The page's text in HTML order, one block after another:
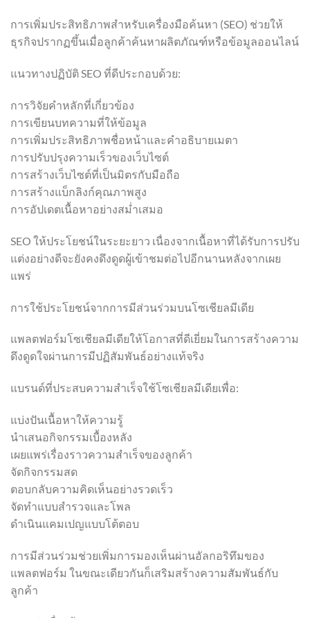
การเพิ่มประสิทธิภาพสำหรับเครื่องมือค้นหา (SEO) ช่วยให้
ธุรกิจปรากฏขึ้นเมื่อลูกค้าค้นหาผลิตภัณฑ์หรือข้อมูลออนไลน์
แนวทางปฏิบัติ SEO ที่ดีประกอบด้วย:
การวิจัยคำหลักที่เกี่ยวข้อง
การเขียนบทความที่ให้ข้อมูล
การเพิ่มประสิทธิภาพชื่อหน้าและคำอธิบายเมตา
การปรับปรุงความเร็วของเว็บไซต์
การสร้างเว็บไซต์ที่เป็นมิตรกับมือถือ
การสร้างแบ็กลิงก์คุณภาพสูง
การอัปเดตเนื้อหาอย่างสม่ำเสมอ
SEO ให้ประโยชน์ในระยะยาว เนื่องจากเนื้อหาที่ได้รับการปรับ
แต่งอย่างดีจะยังคงดึงดูดผู้เข้าชมต่อไปอีกนานหลังจากเผย
แพร่
การใช้ประโยชน์จากการมีส่วนร่วมบนโซเชียลมีเดีย
แพลตฟอร์มโซเชียลมีเดียให้โอกาสที่ดีเยี่ยมในการสร้างความ
ดึงดูดใจผ่านการมีปฏิสัมพันธ์อย่างแท้จริง
แบรนด์ที่ประสบความสำเร็จใช้โซเชียลมีเดียเพื่อ:
แบ่งปันเนื้อหาให้ความรู้
นำเสนอกิจกรรมเบื้องหลัง
เผยแพร่เรื่องราวความสำเร็จของลูกค้า
จัดกิจกรรมสด
ตอบกลับความคิดเห็นอย่างรวดเร็ว
จัดทำแบบสำรวจและโพล
ดำเนินแคมเปญแบบโต้ตอบ
การมีส่วนร่วมช่วยเพิ่มการมองเห็นผ่านอัลกอริทึมของ
แพลตฟอร์ม ในขณะเดียวกันก็เสริมสร้างความสัมพันธ์กับ
ลูกค้า